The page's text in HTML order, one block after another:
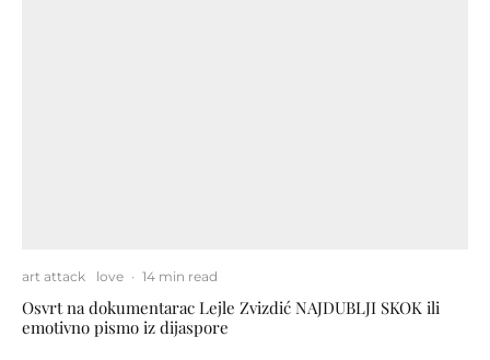
art attack love · 14 min read
Osvrt na dokumentarac Lejle Zvizdić NAJDUBLJI SKOK ili
emotivno pismo iz dijaspore